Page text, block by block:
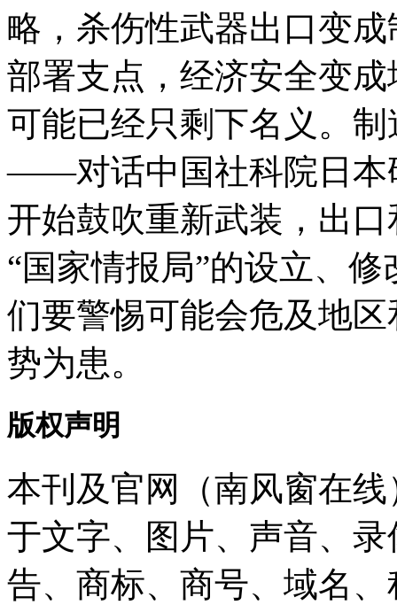
略，杀伤性武器出口变
部署支点，经济安全变
可能已经只剩下名义。
——对话中国社科院日本
开始鼓吹重新武装，出
“国家情报局”的设立、
们要警惕可能会危及地
势为患。
版权声明
本刊及官网（南风窗在
于文字、图片、声音、
告、商标、商号、域名